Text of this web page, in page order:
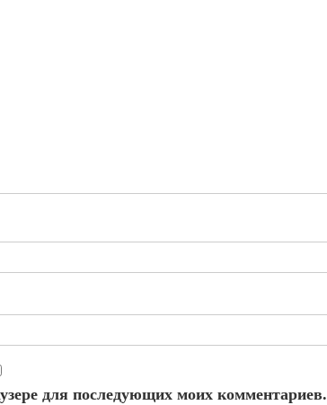
для последующих моих комментариев.